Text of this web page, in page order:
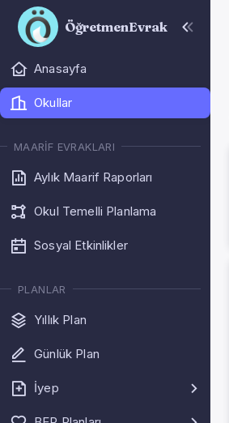
ÖğretmenEvrak
Anasayfa
Okullar
MAARIF EVRAKLARI
Aylık Maarif Raporları
Okul Temelli Planlama
Sosyal Etkinlikler
PLANLAR
Yıllık Plan
Günlük Plan
İyep